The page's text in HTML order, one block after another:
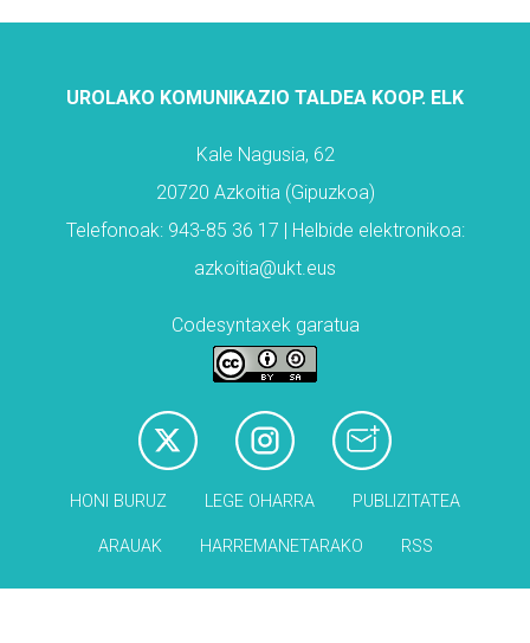
UROLAKO KOMUNIKAZIO TALDEA KOOP. ELK
Kale Nagusia, 62
20720 Azkoitia (Gipuzkoa)
Telefonoak: 943-85 36 17 | Helbide elektronikoa:
azkoitia@ukt.eus
Codesyntaxek garatua
HONI BURUZ LEGE OHARRA PUBLIZITATEA
ARAUAK HARREMANETARAKO RSS